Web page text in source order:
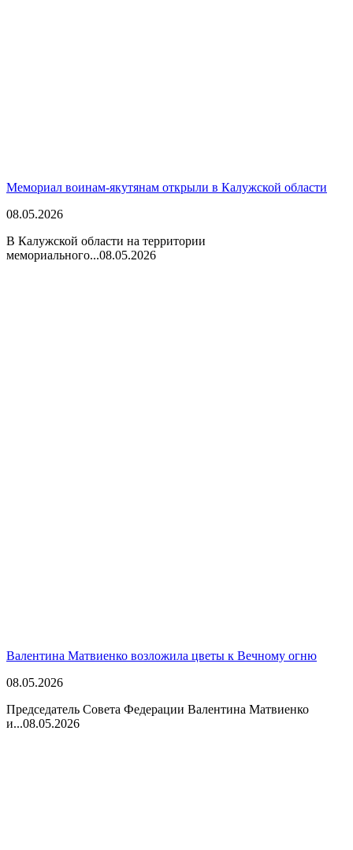
Мемориал воинам-якутянам открыли в Калужской области
08.05.2026
В Калужской области на территории
мемориального...08.05.2026
Валентина Матвиенко возложила цветы к Вечному огню
08.05.2026
Председатель Совета Федерации Валентина Матвиенко
и...08.05.2026